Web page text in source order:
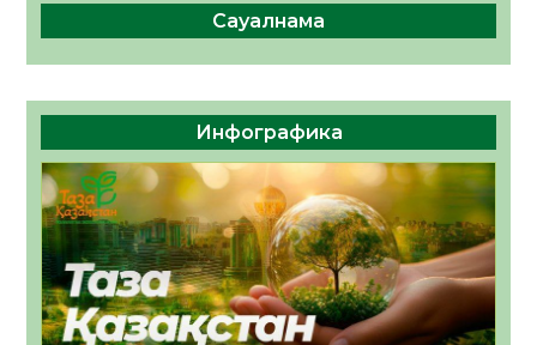
Сауалнама
Инфографика